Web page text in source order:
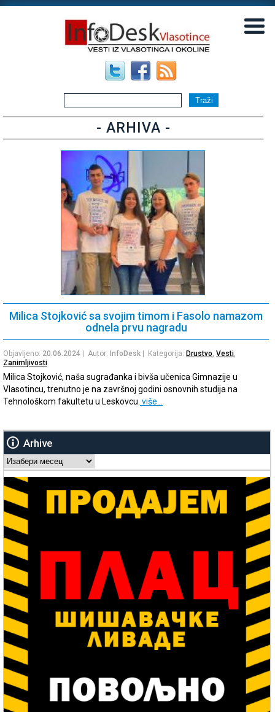
- ARHIVA -
Milica Stojković sa svojim timom i Fasolo namazom
odnela prvu nagradu
Objavljeno: 20.06.2024 | Autor: InfoDesk | Kategorija: Drustvo, Vesti,
Zanimljivosti
Milica Stojković, naša sugrađanka i bivša učenica Gimnazije u
Vlasotincu, trenutno je na završnoj godini osnovnih studija na
Tehnološkom fakultetu u Leskovcu. više…
Arhive
Arhive